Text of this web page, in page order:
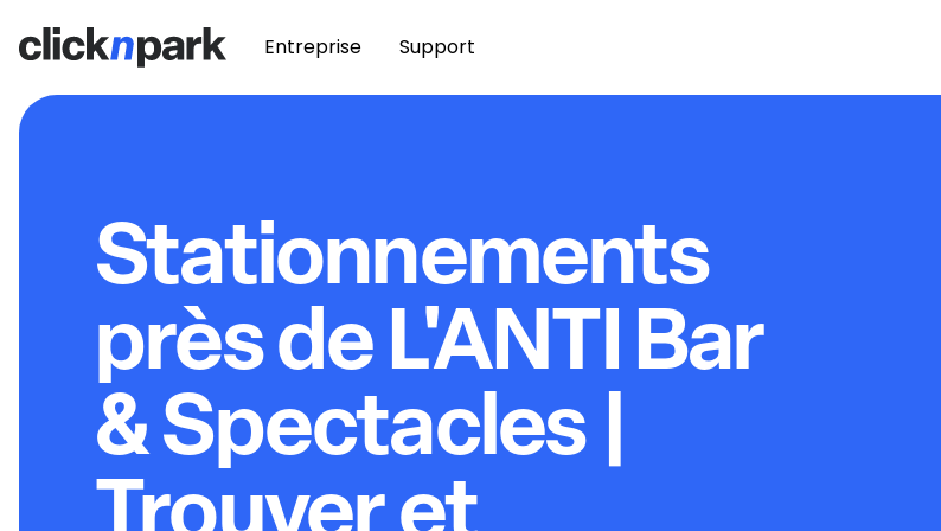
Entreprise Support
Stationnements
près de L'ANTI Bar
& Spectacles |
Trouver et